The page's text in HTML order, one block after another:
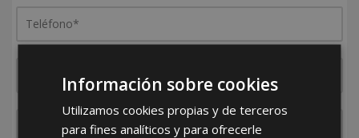
Información sobre cookies
Utilizamos cookies propias y de terceros
para fines analíticos y para ofrecerle